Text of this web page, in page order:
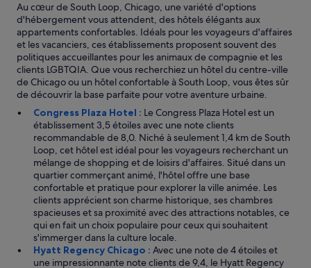
Au cœur de South Loop, Chicago, une variété d'options
d'hébergement vous attendent, des hôtels élégants aux
appartements confortables. Idéals pour les voyageurs d'affaires
et les vacanciers, ces établissements proposent souvent des
politiques accueillantes pour les animaux de compagnie et les
clients LGBTQIA. Que vous recherchiez un hôtel du centre-ville
de Chicago ou un hôtel confortable à South Loop, vous êtes sûr
de découvrir la base parfaite pour votre aventure urbaine.
Congress Plaza Hotel : Le Congress Plaza Hotel est un
établissement 3,5 étoiles avec une note clients
recommandable de 8,0. Niché à seulement 1,4 km de South
Loop, cet hôtel est idéal pour les voyageurs recherchant un
mélange de shopping et de loisirs d'affaires. Situé dans un
quartier commerçant animé, l'hôtel offre une base
confortable et pratique pour explorer la ville animée. Les
clients apprécient son charme historique, ses chambres
spacieuses et sa proximité avec des attractions notables, ce
qui en fait un choix populaire pour ceux qui souhaitent
s'immerger dans la culture locale.
Hyatt Regency Chicago : Avec une note de 4 étoiles et
une impressionnante note clients de 9,4, le Hyatt Regency